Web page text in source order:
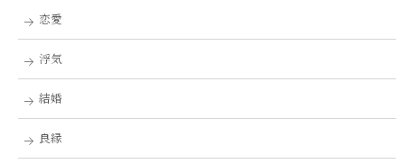
恋愛
浮気
結婚
良縁